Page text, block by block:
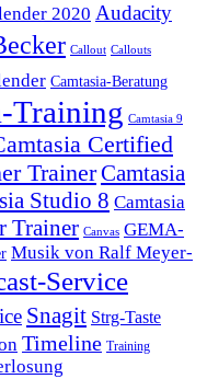
2020 Audacity
Callout Callouts
Camtasia-Beratung
Training Camtasia 9
Certified
TrainerCamtasia
Studio 8 Camtasia
Trainer Canvas GEMA-
Musik von Ralf Meyer-
Service
Snagit Strg-Taste
Timeline Training